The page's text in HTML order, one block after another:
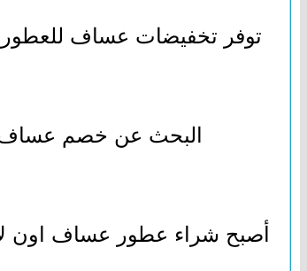
توفر تخفيضات عساف للعطور
البحث عن خصم عساف
أصبح شراء عطور عساف اون